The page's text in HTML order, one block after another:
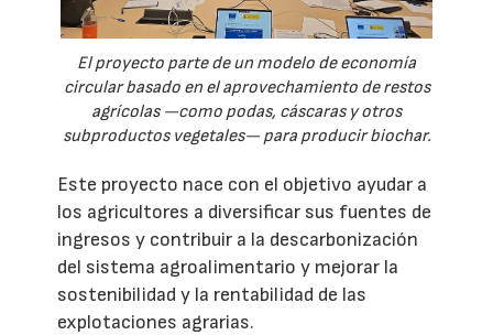
El proyecto parte de un modelo de economía
circular basado en el aprovechamiento de restos
agrícolas —como podas, cáscaras y otros
subproductos vegetales— para producir biochar.
Este proyecto nace con el objetivo ayudar a
los agricultores a diversificar sus fuentes de
ingresos y contribuir a la descarbonización
del sistema agroalimentario y mejorar la
sostenibilidad y la rentabilidad de las
explotaciones agrarias.